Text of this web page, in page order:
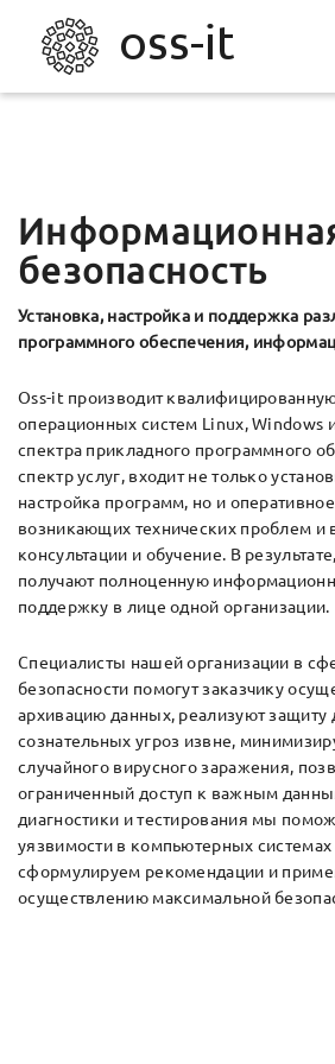
безопасность
Установка, настройка и поддержка
программного обеспечения,
Oss-it производит
операционных систем Linux, Windows
спектра прикладного программного
спектр услуг, входит не только
настройка программ, но и
возникающих технических проблем и
консультации и обучение. В
получают полноценную
поддержку в лице одной организации.
Специалисты нашей организации в
безопасности помогут заказчику
архивацию данных, реализуют защиту
сознательных угроз извне,
случайного вирусного заражения,
ограниченный доступ к важным
диагностики и тестирования мы
уязвимости в компьютерных системах
сформулируем рекомендации и
осуществлению максимальной